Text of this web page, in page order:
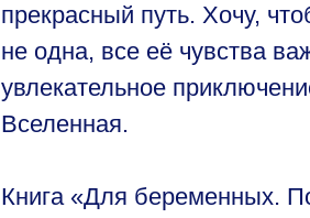
прекрасный путь. Хочу,
не одна, все её чувства
увлекательное
Вселенная.
Книга «Для беременных.